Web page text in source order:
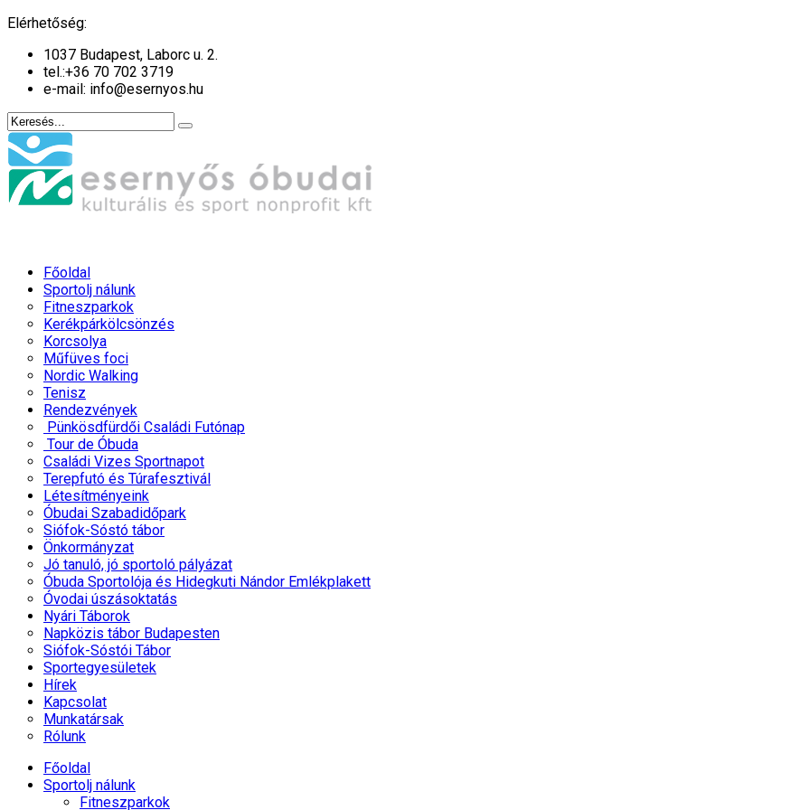
Elérhetőség:
1037 Budapest, Laborc u. 2.
tel.:+36 70 702 3719
e-mail: info@esernyos.hu
Főoldal
Sportolj nálunk
Fitneszparkok
Kerékpárkölcsönzés
Korcsolya
Műfüves foci
Nordic Walking
Tenisz
Rendezvények
Pünkösdfürdői Családi Futónap
Tour de Óbuda
Családi Vizes Sportnapot
Terepfutó és Túrafesztivál
Létesítményeink
Óbudai Szabadidőpark
Siófok-Sóstó tábor
Önkormányzat
Jó tanuló, jó sportoló pályázat
Óbuda Sportolója és Hidegkuti Nándor Emlékplakett
Óvodai úszásoktatás
Nyári Táborok
Napközis tábor Budapesten
Siófok-Sóstói Tábor
Sportegyesületek
Hírek
Kapcsolat
Munkatársak
Rólunk
Főoldal
Sportolj nálunk
Fitneszparkok
év
hónap
év
hónap